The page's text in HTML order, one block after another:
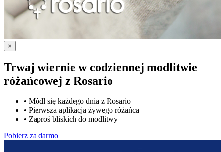
×
Trwaj wiernie w codziennej modlitwie
różańcowej z Rosario
• Módl się każdego dnia z Rosario
• Pierwsza aplikacja żywego różańca
• Zaproś bliskich do modlitwy
Pobierz za darmo